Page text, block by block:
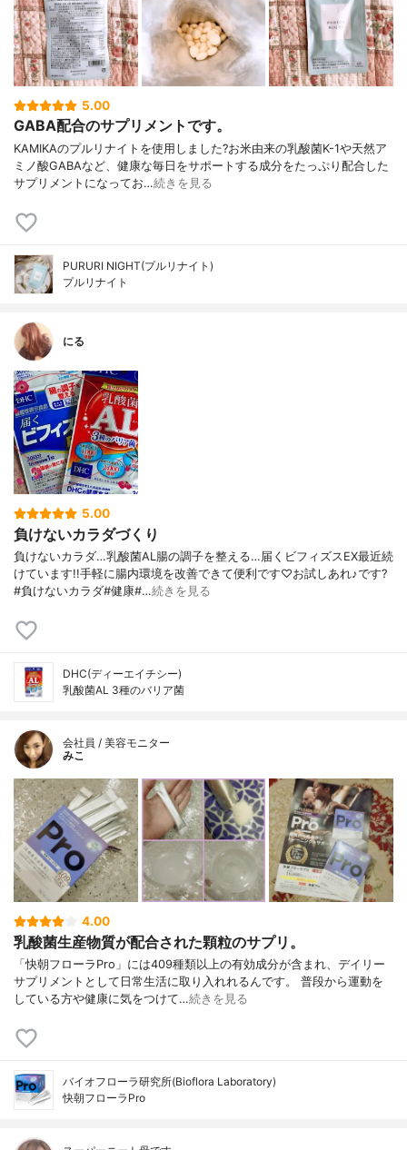
5.00
GABA配合のサプリメントです。
KAMIKAのプルリナイトを使用しました?お米由来の乳酸菌K-1や天然ア
ミノ酸GABAなど、健康な毎日をサポートする成分をたっぷり配合した
サプリメントになってお…続きを見る
PURURI NIGHT(プルリナイト)
プルリナイト
にる
5.00
負けないカラダづくり
負けないカラダ…乳酸菌AL腸の調子を整える…届くビフィズスEX最近続
けています!!手軽に腸内環境を改善できて便利です♡お試しあれ♪です?
#負けないカラダ#健康#…続きを見る
DHC(ディーエイチシー)
乳酸菌AL 3種のバリア菌
会社員 / 美容モニター
みこ
4.00
乳酸菌生産物質が配合された顆粒のサプリ。
「快朝フローラPro」には409種類以上の有効成分が含まれ、デイリー
サプリメントとして日常生活に取り入れれるんです。 普段から運動を
している方や健康に気をつけて…続きを見る
バイオフローラ研究所(Bioflora Laboratory)
快朝フローラPro